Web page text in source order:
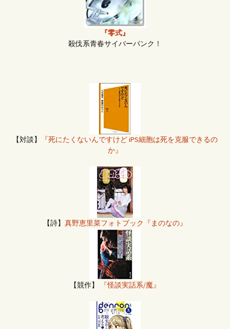
『零式』
殺伐系青春サイバーパンク！
【対談】
『死にたくないんですけど iPS細胞は死を克服できるの
か』
【詩】 真野恵里菜フォトブック『まのなの』
【競作】 『怪談実話系/魔』